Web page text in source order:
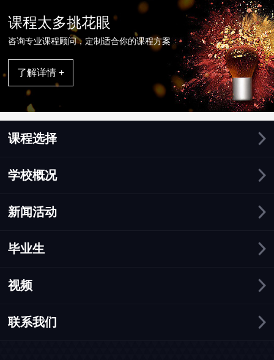
课程太多挑花眼
咨询专业课程顾问，定制适合你的课程方案
了解详情 +
课程选择
学校概况
新闻活动
毕业生
视频
联系我们